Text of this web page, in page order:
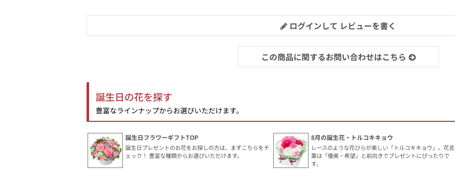
ログインして レビューを書く
この商品に関するお問い合わせはこちら
誕生日の花を探す
豊富なラインナップからお選びいただけます。
誕生日フラワーギフトTOP
誕生日プレゼントのお花をお探しの方は、まずこちらをチ
ェック！ 豊富な種類からお選びいただけます。
8月の誕生花・トルコキキョウ
レースのような花びらが美しい「トルコキキョウ」。花言
葉は「優美・希望」と前向きでプレゼントにぴったりで
す。